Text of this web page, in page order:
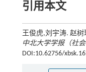
引用本文
王俊虎,刘宇涛. 赵
中北大学学报（社会
DOI:10.62756/